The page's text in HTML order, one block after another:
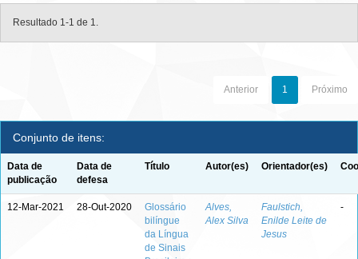
Resultado 1-1 de 1.
Anterior 1 Próximo
Conjunto de itens:
Data de
publicação
Data de
defesa
Título Autor(es) Orientador(es)
12-Mar-2021 28-Out-2020
Glossário
bilíngue
da Língua
de Sinais
Alves,
Alex Silva
Faulstich,
Enilde Leite de
Jesus
-